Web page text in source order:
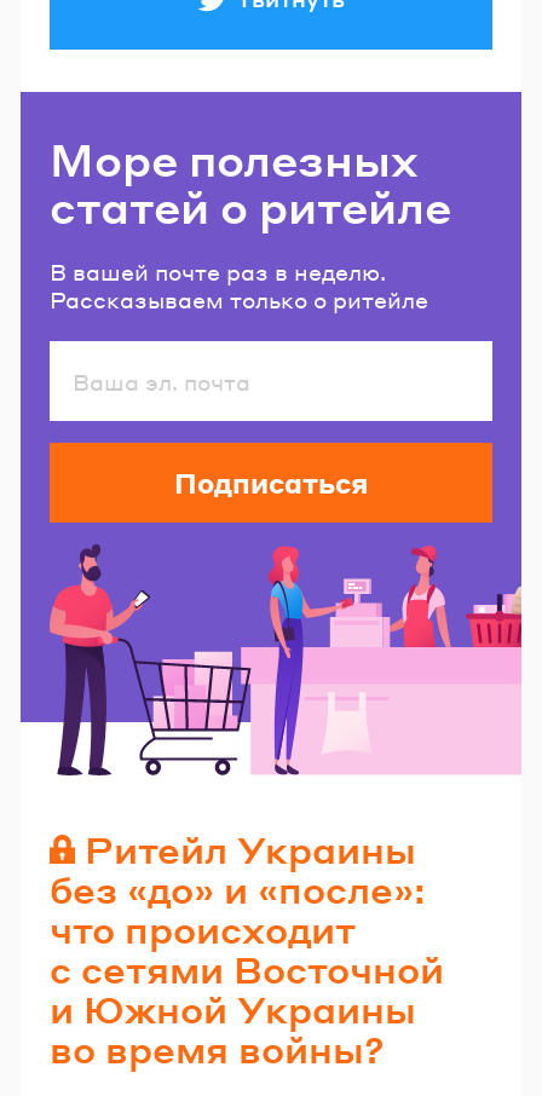
Море полезных
статей о ритейле
В вашей почте раз в неделю.
Рассказываем только о ритейле
Подписаться
Ритейл Украины
без «до» и «после»:
что происходит
с сетями Восточной
и Южной Украины
во время войны?